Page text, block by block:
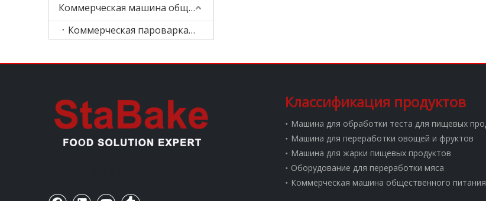
Коммерческая машина общественного питания
Коммерческая пароварка для еды
Классификация продуктов
Машина для переработки овощей и фруктов
Машина для жарки пищевых продуктов
Оборудование для переработки мяса
Коммерческая машина общественного питания